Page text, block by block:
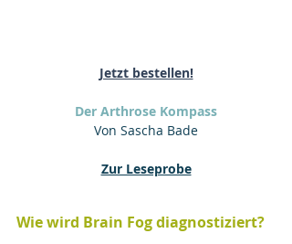
Jetzt bestellen!
Der Arthrose Kompass
Von Sascha Bade
Zur Leseprobe
Wie wird Brain Fog diagnostiziert?